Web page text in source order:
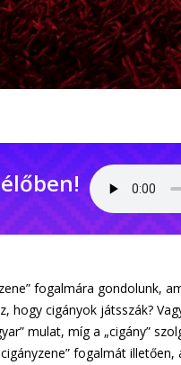
fogalmára gondolunk,
hogy cigányok játsszák?
mulat, míg a „cigány”
fogalmát